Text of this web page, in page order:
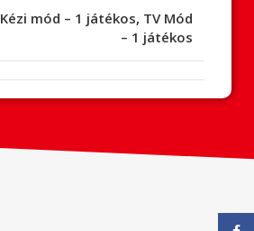
Kézi mód – 1 játékos, TV Mód
– 1 játékos